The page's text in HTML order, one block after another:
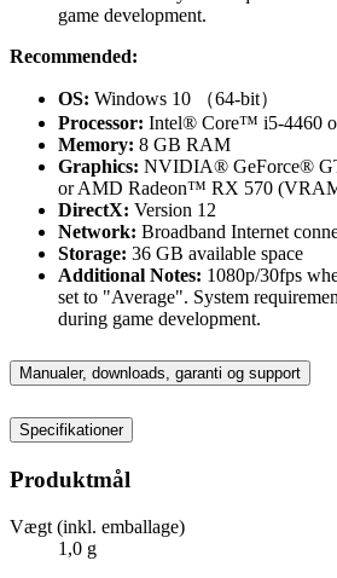
game development.
Recommended:
OS: Windows 10 （64-bit）
Processor: Intel® Core™ i5-4460
Memory: 8 GB RAM
Graphics: NVIDIA® GeForce®
or AMD Radeon™ RX 570
DirectX: Version 12
Network: Broadband Internet
Storage: 36 GB available space
Additional Notes: 1080p/30fps
set to "Average". System
during game development.
Manualer, downloads, garanti og support
Specifikationer
Produktmål
Vægt (inkl. emballage)
1,0 g